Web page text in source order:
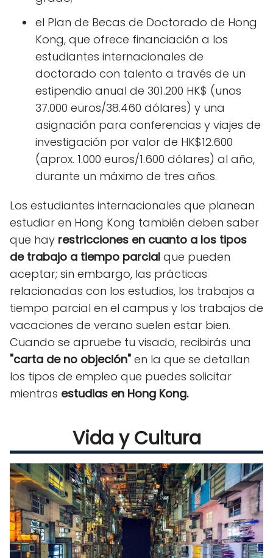
el Plan de Becas de Doctorado de Hong
Kong, que ofrece financiación a los
estudiantes internacionales de
doctorado con talento a través de un
estipendio anual de 301.200 HK$ (unos
37.000 euros/38.460 dólares) y una
asignación para conferencias y viajes de
investigación por valor de HK$12.600
(aprox. 1.000 euros/1.600 dólares) al año,
durante un máximo de tres años.
Los estudiantes internacionales que planean
estudiar en Hong Kong también deben saber
que hay restricciones en cuanto a los tipos
de trabajo a tiempo parcial que pueden
aceptar; sin embargo, las prácticas
relacionadas con los estudios, los trabajos a
tiempo parcial en el campus y los trabajos de
vacaciones de verano suelen estar bien.
Cuando se apruebe tu visado, recibirás una
"carta de no objeción" en la que se detallan
los tipos de empleo que puedes solicitar
mientras estudias en Hong Kong.
Vida y Cultura